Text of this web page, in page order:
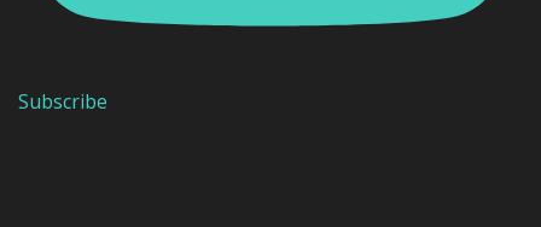
Subscribe